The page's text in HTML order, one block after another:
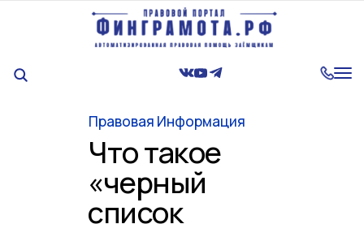
Правовая Информация
Что такое
«черный
список